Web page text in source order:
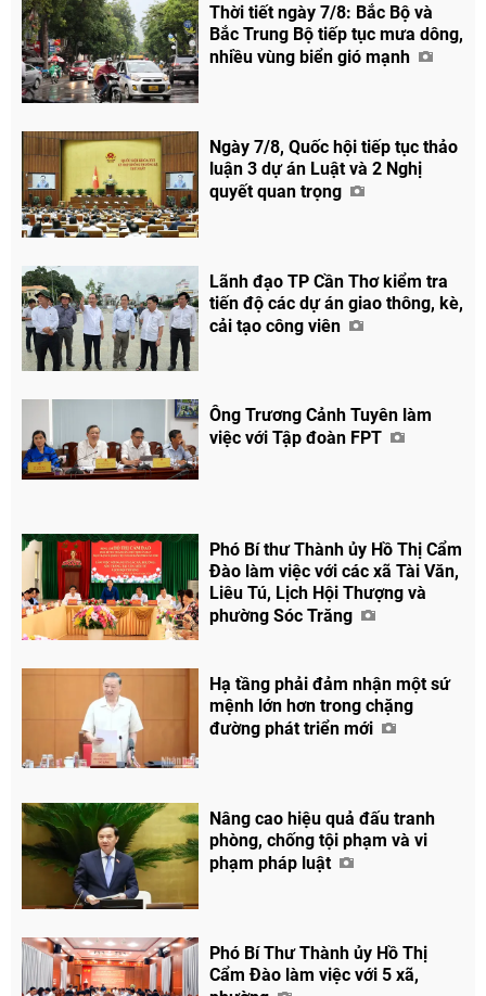
Thời tiết ngày 7/8: Bắc Bộ và
Bắc Trung Bộ tiếp tục mưa dông,
nhiều vùng biển gió mạnh
Ngày 7/8, Quốc hội tiếp tục thảo
luận 3 dự án Luật và 2 Nghị
quyết quan trọng
Lãnh đạo TP Cần Thơ kiểm tra
tiến độ các dự án giao thông, kè,
cải tạo công viên
Ông Trương Cảnh Tuyên làm
việc với Tập đoàn FPT
Phó Bí thư Thành ủy Hồ Thị Cẩm
Đào làm việc với các xã Tài Văn,
Liêu Tú, Lịch Hội Thượng và
phường Sóc Trăng
Hạ tầng phải đảm nhận một sứ
mệnh lớn hơn trong chặng
đường phát triển mới
Nâng cao hiệu quả đấu tranh
phòng, chống tội phạm và vi
phạm pháp luật
Phó Bí Thư Thành ủy Hồ Thị
Cẩm Đào làm việc với 5 xã,